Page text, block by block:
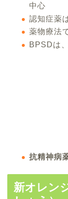
中心
認知症薬
薬物療法
BPSDは
抗精神病
新オレン